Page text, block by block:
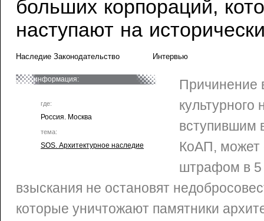
больших корпораций,
наступают на
Наследие Законодательство Интервью
информация:
где:
Россия. Москва
тема:
SOS. Архитектурное наследие
Причинение
культурного
вступившим
КоАП, может
штрафом в 5
взыскания не остановят
которые уничтожают памятники